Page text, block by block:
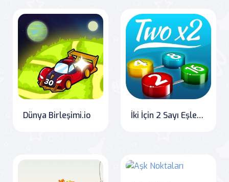
Dünya Birleşimi.io İki İçin 2 Sayı Eşleştirme!